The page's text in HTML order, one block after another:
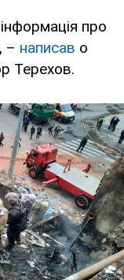
про
– написав о
Терехов.